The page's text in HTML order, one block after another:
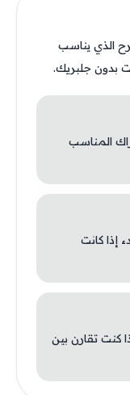
الذي يناسب
بدون جلبريك.
المناسب
إذا كانت
كنت تقارن بين